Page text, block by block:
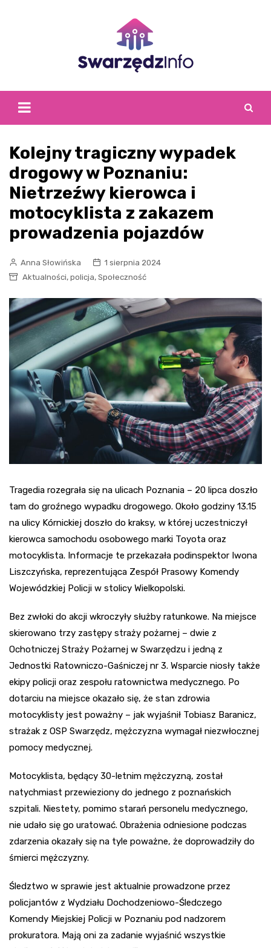
Kolejny tragiczny wypadek
drogowy w Poznaniu:
Nietrzeźwy kierowca i
motocyklista z zakazem
prowadzenia pojazdów
Anna Słowińska
1 sierpnia 2024
Aktualności, policja, Społeczność
Tragedia rozegrała się na ulicach Poznania – 20 lipca doszło
tam do groźnego wypadku drogowego. Około godziny 13.15
na ulicy Kórnickiej doszło do kraksy, w której uczestniczył
kierowca samochodu osobowego marki Toyota oraz
motocyklista. Informacje te przekazała podinspektor Iwona
Liszczyńska, reprezentująca Zespół Prasowy Komendy
Wojewódzkiej Policji w stolicy Wielkopolski.
Bez zwłoki do akcji wkroczyły służby ratunkowe. Na miejsce
skierowano trzy zastępy straży pożarnej – dwie z
Ochotniczej Straży Pożarnej w Swarzędzu i jedną z
Jednostki Ratowniczo-Gaśniczej nr 3. Wsparcie niosły także
ekipy policji oraz zespołu ratownictwa medycznego. Po
dotarciu na miejsce okazało się, że stan zdrowia
motocyklisty jest poważny – jak wyjaśnił Tobiasz Baranicz,
strażak z OSP Swarzędz, mężczyzna wymagał niezwłocznej
pomocy medycznej.
Motocyklista, będący 30-letnim mężczyzną, został
natychmiast przewieziony do jednego z poznańskich
szpitali. Niestety, pomimo starań personelu medycznego,
nie udało się go uratować. Obrażenia odniesione podczas
zdarzenia okazały się na tyle poważne, że doprowadziły do
śmierci mężczyzny.
Śledztwo w sprawie jest aktualnie prowadzone przez
policjantów z Wydziału Dochodzeniowo-Śledczego
Komendy Miejskiej Policji w Poznaniu pod nadzorem
prokuratora. Mają oni za zadanie wyjaśnić wszystkie